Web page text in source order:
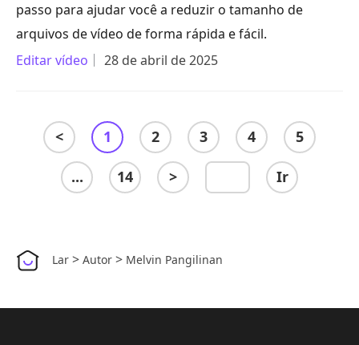
passo para ajudar você a reduzir o tamanho de
arquivos de vídeo de forma rápida e fácil.
Editar vídeo
28 de abril de 2025
< 1 2 3 4 5
... 14 > Ir
Lar > Autor > Melvin Pangilinan